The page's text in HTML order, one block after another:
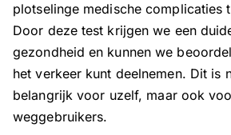
plotselinge medische complicaties
Door deze test krijgen we een
gezondheid en kunnen we
het verkeer kunt deelnemen. Dit is
belangrijk voor uzelf, maar ook
weggebruikers.